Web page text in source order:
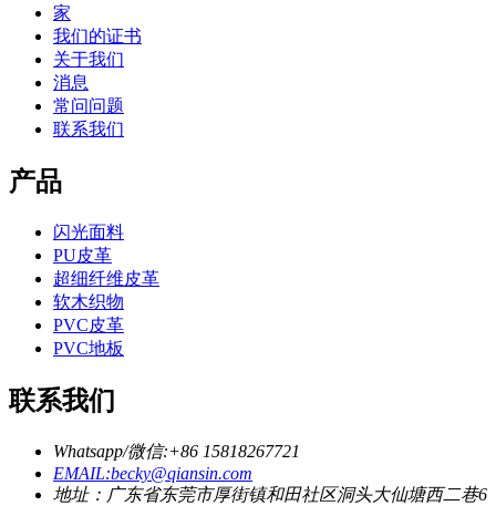
家
我们的证书
关于我们
消息
常问问题
联系我们
产品
闪光面料
PU皮革
超细纤维皮革
软木织物
PVC皮革
PVC地板
联系我们
Whatsapp/微信:+86 15818267721
EMAIL:becky@qiansin.com
地址：广东省东莞市厚街镇和田社区洞头大仙塘西二巷6